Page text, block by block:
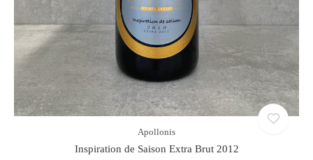
Apollonis
Inspiration de Saison Extra Brut 2012